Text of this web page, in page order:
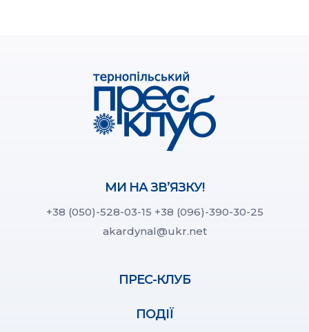
МИ НА ЗВ’ЯЗКУ!
+38 (050)-528-03-15 +38 (096)-390-30-25
akardynal@ukr.net
ПРЕС-КЛУБ
ПОДІЇ